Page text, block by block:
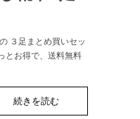
３足まとめ買いセッ
とお得で、送料無料
続きを読む